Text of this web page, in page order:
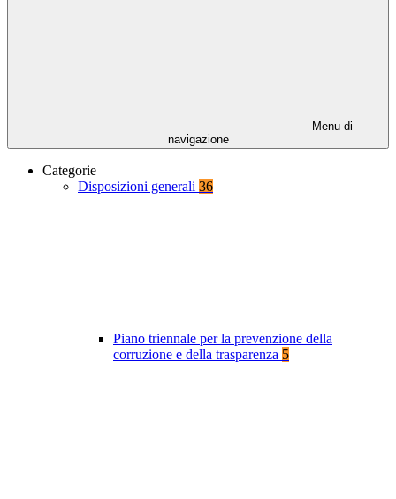
Menu di
navigazione
Categorie
Disposizioni generali 36
Piano triennale per la prevenzione della
corruzione e della trasparenza 5